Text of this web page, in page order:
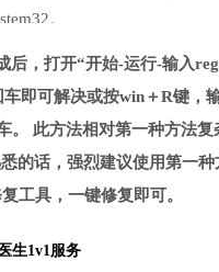
。
后，打开“开始-运行-输入
即可解决或按win＋R键，
。 此方法相对第一种方法复
的话，强烈建议使用第一
工具，一键修复即可。
生1v1服务